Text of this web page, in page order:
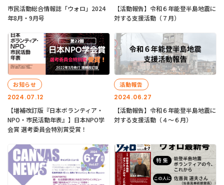
市民活動総合情報誌「ウォロ」2024
年8月・9月号
【活動報告】令和６年能登半島地震に
対する支援活動（７月）
2024.07.12
お知らせ
【増補改訂版『日本ボランティア・
NPO・市民活動年表』】日本NPO学
会賞 選考委員会特別賞受賞！
2024.06.27
活動報告
【活動報告】令和６年能登半島地震に
対する支援活動（４〜６月）